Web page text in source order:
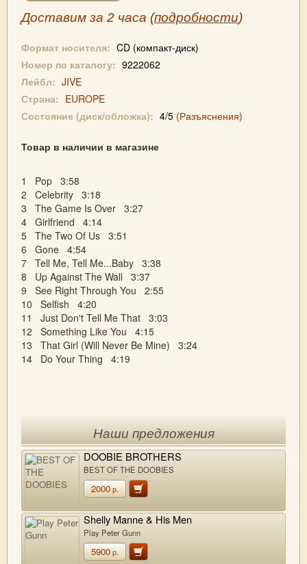
Доставим за 2 часа (подробности)
Формат носителя: CD (компакт-диск)
Номер по каталогу: 9222062
Лейбл: JIVE
Страна: EUROPE
Состояние (диск/обложка): 4/5 (Разъяснения)
Товар в наличии в магазине
1 Pop 3:58
2 Celebrity 3:18
3 The Game Is Over 3:27
4 Girlfriend 4:14
5 The Two Of Us 3:51
6 Gone 4:54
7 Tell Me, Tell Me...Baby 3:38
8 Up Against The Wall 3:37
9 See Right Through You 2:55
10 Selfish 4:20
11 Just Don't Tell Me That 3:03
12 Something Like You 4:15
13 That Girl (Will Never Be Mine) 3:24
14 Do Your Thing 4:19
Наши предложения
DOOBIE BROTHERS
BEST OF THE DOOBIES
2000р.
Shelly Manne & His Men
Play Peter Gunn
5900р.